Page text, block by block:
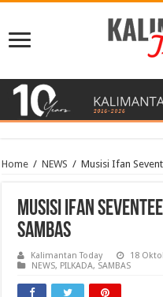
Home / NEWS / Musisi Ifan
Musisi Ifan
Sambas
Kalimantan Today
18
NEWS, PILKADA, SAMBAS